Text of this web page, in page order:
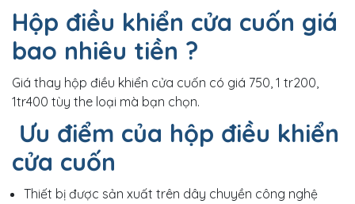
Hộp điều khiển cửa cuốn giá
bao nhiêu tiền ?
Giá thay hộp điều khiển cửa cuốn có giá 750, 1 tr200,
1tr400 tùy the loại mà bạn chọn.
Ưu điểm của hộp điều khiển
cửa cuốn
Thiết bị được sản xuất trên dây chuyền công nghệ